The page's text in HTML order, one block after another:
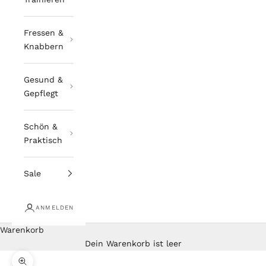
Fressen &
Knabbern
Gesund &
Gepflegt
Schön &
Praktisch
Sale
ANMELDEN
Warenkorb
Dein Warenkorb ist leer